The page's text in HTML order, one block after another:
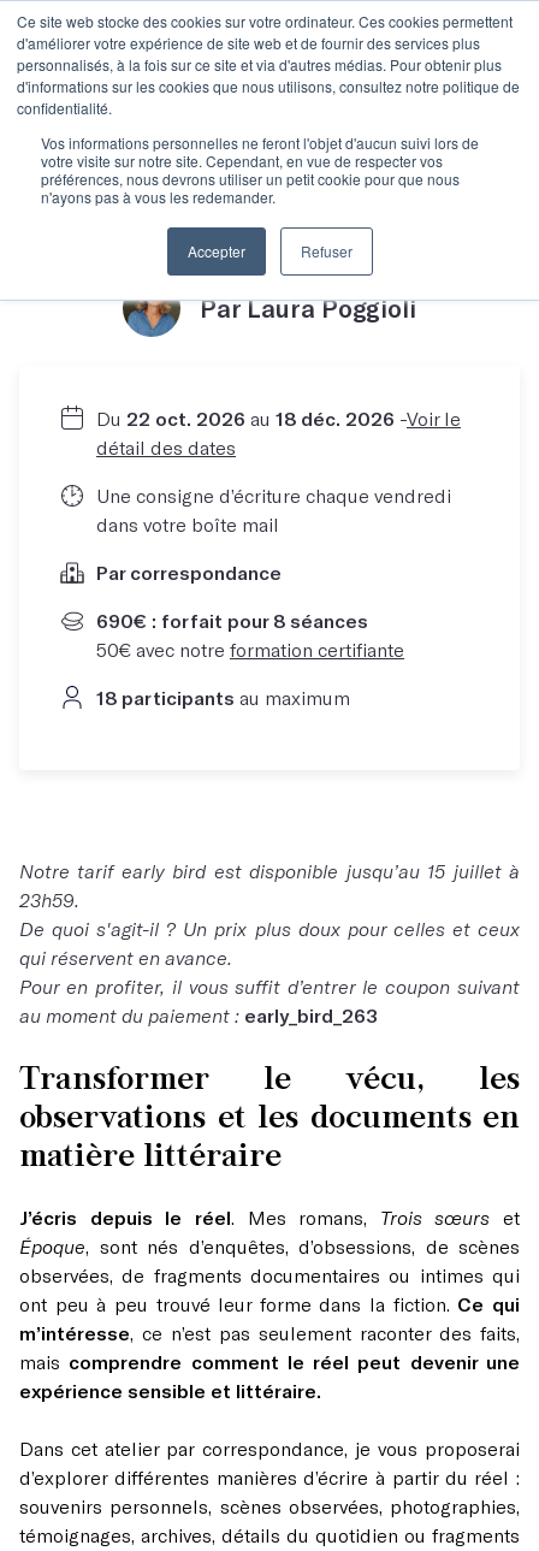
Ce site web stocke des cookies sur votre ordinateur. Ces cookies permettent
d'améliorer votre expérience de site web et de fournir des services plus
personnalisés, à la fois sur ce site et via d'autres médias. Pour obtenir plus
d'informations sur les cookies que nous utilisons, consultez notre politique de
confidentialité.
Vos informations personnelles ne feront l'objet d'aucun suivi lors de
votre visite sur notre site. Cependant, en vue de respecter vos
préférences, nous devrons utiliser un petit cookie pour que nous
n'ayons pas à vous les redemander.
Accepter Refuser
Écrire à partir du
réel
Par Laura Poggioli
Du 22 oct. 2026 au 18 déc. 2026 -Voir le
détail des dates
Une consigne d’écriture chaque vendredi
dans votre boîte mail
Par correspondance
690€ : forfait pour 8 séances
50€ avec notre formation certifiante
18 participants au maximum
Notre tarif early bird est disponible jusqu’au 15 juillet à
23h59.
De quoi s'agit-il ? Un prix plus doux pour celles et ceux
qui réservent en avance.
Pour en profiter, il vous suffit d’entrer le coupon suivant
au moment du paiement : early_bird_263
Transformer le vécu, les
observations et les documents en
matière littéraire
J’écris depuis le réel. Mes romans, Trois sœurs et
Époque, sont nés d’enquêtes, d’obsessions, de scènes
observées, de fragments documentaires ou intimes qui
ont peu à peu trouvé leur forme dans la fiction. Ce qui
m’intéresse, ce n’est pas seulement raconter des faits,
mais comprendre comment le réel peut devenir une
expérience sensible et littéraire.
Dans cet atelier par correspondance, je vous proposerai
d’explorer différentes manières d’écrire à partir du réel :
souvenirs personnels, scènes observées, photographies,
témoignages, archives, détails du quotidien ou fragments